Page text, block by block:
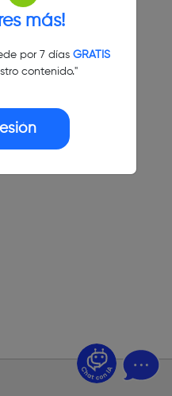
más!
por 7 días GRATIS
contenido."